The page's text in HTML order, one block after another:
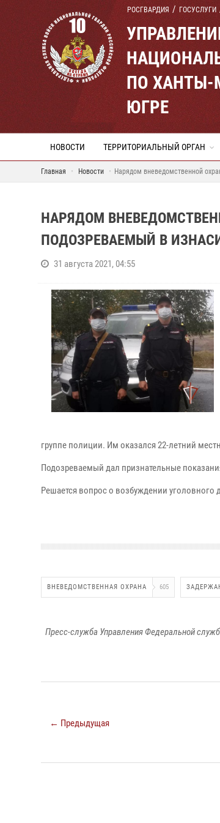
РОСГВАРДИЯ ГОСУСЛУГИ
ПО ХАНТЫ-
ЮГРЕ
НОВОСТИ ТЕРРИТОРИАЛЬНЫЙ ОРГАН
Главная Новости Нарядом вневедомственной
НАРЯДОМ
ПОДОЗРЕВАЕМЫЙ В
31 августа 2021, 04:55
группе полиции. Им оказался 22-летний
Подозреваемый дал признательные
Решается вопрос о возбуждении уголовного
ВНЕВЕДОМСТВЕННАЯ ОХРАНА 605
Пресс-служба Управления Федеральной
← Предыдущая